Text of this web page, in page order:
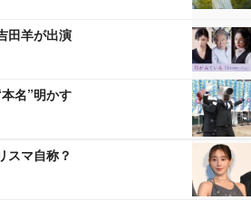
田羊が出演
名”明かす
スマ自称？